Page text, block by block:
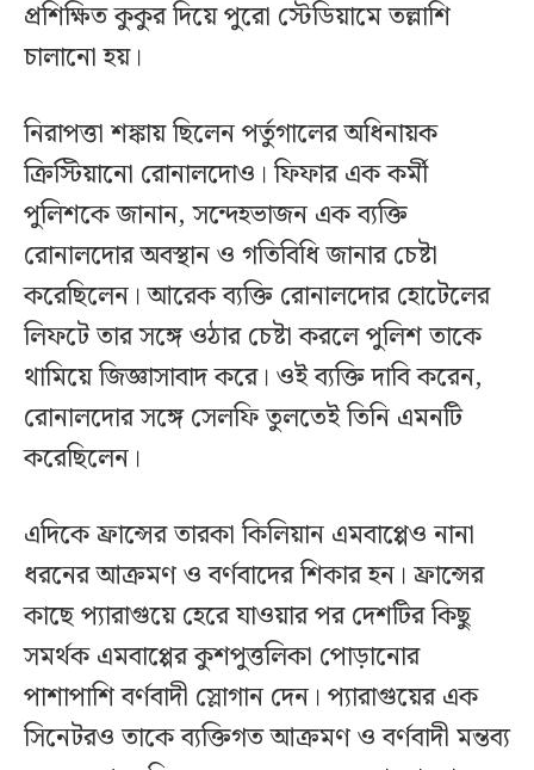
প্রশিক্ষিত কুকুর দিয়ে পুরো স্টেডিয়ামে তল্লাশি
চালানো হয়।
নিরাপত্তা শঙ্কায় ছিলেন পর্তুগালের অধিনায়ক
ক্রিস্টিয়ানো রোনালদোও। ফিফার এক কর্মী
পুলিশকে জানান, সন্দেহভাজন এক ব্যক্তি
রোনালদোর অবস্থান ও গতিবিধি জানার চেষ্টা
করেছিলেন। আরেক ব্যক্তি রোনালদোর হোটেলের
লিফটে তার সঙ্গে ওঠার চেষ্টা করলে পুলিশ তাকে
থামিয়ে জিজ্ঞাসাবাদ করে। ওই ব্যক্তি দাবি করেন,
রোনালদোর সঙ্গে সেলফি তুলতেই তিনি এমনটি
করেছিলেন।
এদিকে ফ্রান্সের তারকা কিলিয়ান এমবাপ্পেও নানা
ধরনের আক্রমণ ও বর্ণবাদের শিকার হন। ফ্রান্সের
কাছে প্যারাগুয়ে হেরে যাওয়ার পর দেশটির কিছু
সমর্থক এমবাপ্পের কুশপুত্তলিকা পোড়ানোর
পাশাপাশি বর্ণবাদী স্লোগান দেন। প্যারাগুয়ের এক
সিনেটরও তাকে ব্যক্তিগত আক্রমণ ও বর্ণবাদী মন্তব্য